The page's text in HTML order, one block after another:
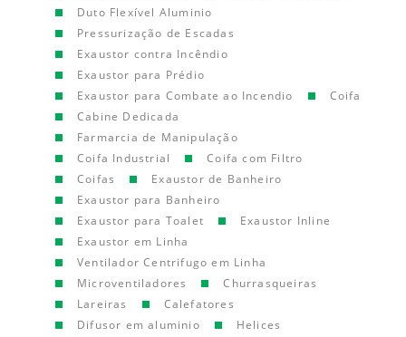
Duto Flexível Aluminio
Pressurização de Escadas
Exaustor contra Incêndio
Exaustor para Prédio
Exaustor para Combate ao Incendio
Coifa
Cabine Dedicada
Farmarcia de Manipulação
Coifa Industrial
Coifa com Filtro
Coifas
Exaustor de Banheiro
Exaustor para Banheiro
Exaustor para Toalet
Exaustor Inline
Exaustor em Linha
Ventilador Centrifugo em Linha
Microventiladores
Churrasqueiras
Lareiras
Calefatores
Difusor em aluminio
Helices